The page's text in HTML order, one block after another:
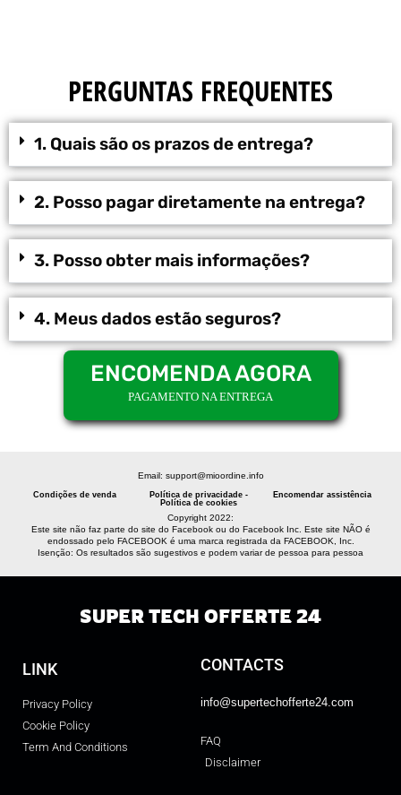
PERGUNTAS FREQUENTES
1. Quais são os prazos de entrega?
2. Posso pagar diretamente na entrega?
3. Posso obter mais informações?
4. Meus dados estão seguros?
ENCOMENDA AGORA
PAGAMENTO NA ENTREGA
Email: support@mioordine.info
Condições de venda
Política de privacidade -
Política de cookies
Encomendar assistência
Copyright 2022:
Este site não faz parte do site do Facebook ou do Facebook Inc. Este site NÃO é
endossado pelo FACEBOOK é uma marca registrada da FACEBOOK, Inc.
Isenção: Os resultados são sugestivos e podem variar de pessoa para pessoa
SUPER TECH OFFERTE 24
LINK
Privacy Policy
Cookie Policy
Term And Conditions
CONTACTS
info@supertechofferte24.com
FAQ
Disclaimer